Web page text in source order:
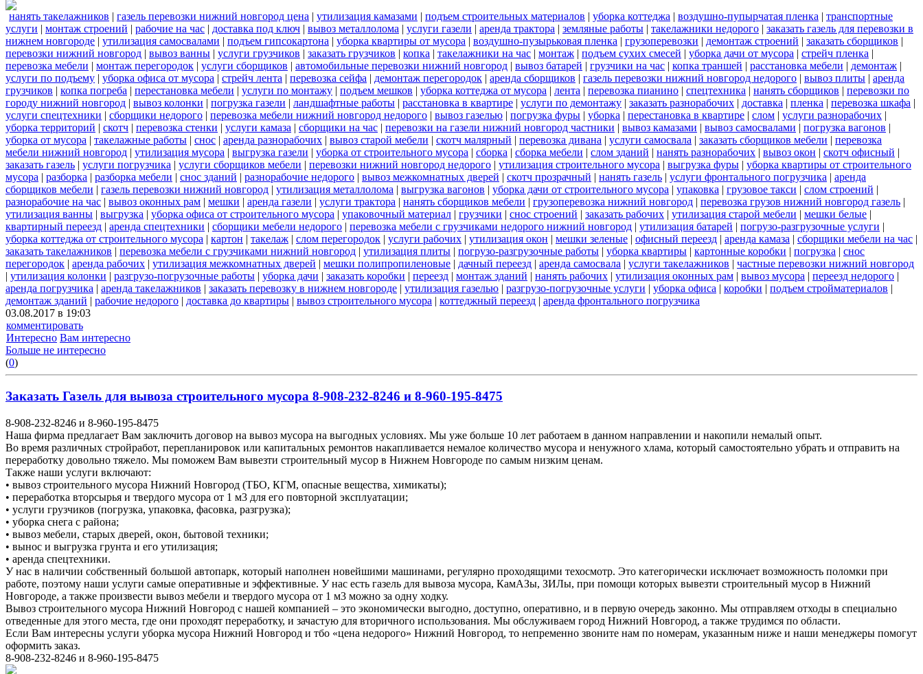
нанять такелажников | газель перевозки нижний новгород цена | утилизация камазами | подъем строительных материалов | уборка коттеджа | воздушно-пупырчатая пленка | транспортные
услуги | монтаж строений | рабочие на час | доставка под ключ | вывоз металлолома | услуги газели | аренда трактора | земляные работы | такелажники недорого | заказать газель для перевозки в
нижнем новгороде | утилизация самосвалами | подъем гипсокартона | уборка квартиры от мусора | воздушно-пузырьковая пленка | грузоперевозки | демонтаж строений | заказать сборщиков |
перевозки нижний новгород | вывоз ванны | услуги грузчиков | заказать грузчиков | копка | такелажники на час | монтаж | подъем сухих смесей | уборка дачи от мусора | стрейч пленка |
перевозка мебели | монтаж перегородок | услуги сборщиков | автомобильные перевозки нижний новгород | вывоз батарей | грузчики на час | копка траншей | расстановка мебели | демонтаж |
услуги по подъему | уборка офиса от мусора | стрейч лента | перевозка сейфа | демонтаж перегородок | аренда сборщиков | газель перевозки нижний новгород недорого | вывоз плиты | аренда
грузчиков | копка погреба | перестановка мебели | услуги по монтажу | подъем мешков | уборка коттеджа от мусора | лента | перевозка пианино | спецтехника | нанять сборщиков | перевозки по
городу нижний новгород | вывоз колонки | погрузка газели | ландшафтные работы | расстановка в квартире | услуги по демонтажу | заказать разнорабочих | доставка | пленка | перевозка шкафа |
услуги спецтехники | сборщики недорого | перевозка мебели нижний новгород недорого | вывоз газелью | погрузка фуры | уборка | перестановка в квартире | слом | услуги разнорабочих |
уборка территорий | скотч | перевозка стенки | услуги камаза | сборщики на час | перевозки на газели нижний новгород частники | вывоз камазами | вывоз самосвалами | погрузка вагонов |
уборка от мусора | такелажные работы | снос | аренда разнорабочих | вывоз старой мебели | скотч малярный | перевозка дивана | услуги самосвала | заказать сборщиков мебели | перевозка
мебели нижний новгород | утилизация мусора | выгрузка газели | уборка от строительного мусора | сборка | сборка мебели | слом зданий | нанять разнорабочих | вывоз окон | скотч офисный |
заказать газель | услуги погрузчика | услуги сборщиков мебели | перевозки нижний новгород недорого | утилизация строительного мусора | выгрузка фуры | уборка квартиры от строительного
мусора | разборка | разборка мебели | снос зданий | разнорабочие недорого | вывоз межкомнатных дверей | скотч прозрачный | нанять газель | услуги фронтального погрузчика | аренда
сборщиков мебели | газель перевозки нижний новгород | утилизация металлолома | выгрузка вагонов | уборка дачи от строительного мусора | упаковка | грузовое такси | слом строений |
разнорабочие на час | вывоз оконных рам | мешки | аренда газели | услуги трактора | нанять сборщиков мебели | грузоперевозка нижний новгород | перевозка грузов нижний новгород газель |
утилизация ванны | выгрузка | уборка офиса от строительного мусора | упаковочный материал | грузчики | снос строений | заказать рабочих | утилизация старой мебели | мешки белые |
квартирный переезд | аренда спецтехники | сборщики мебели недорого | перевозка мебели с грузчиками недорого нижний новгород | утилизация батарей | погрузо-разгрузочные услуги |
уборка коттеджа от строительного мусора | картон | такелаж | слом перегородок | услуги рабочих | утилизация окон | мешки зеленые | офисный переезд | аренда камаза | сборщики мебели на час |
заказать такелажников | перевозка мебели с грузчиками нижний новгород | утилизация плиты | погрузо-разгрузочные работы | уборка квартиры | картонные коробки | погрузка | снос
перегородок | аренда рабочих | утилизация межкомнатных дверей | мешки полипропиленовые | дачный переезд | аренда самосвала | услуги такелажников | частные перевозки нижний новгород
| утилизация колонки | разгрузо-погрузочные работы | уборка дачи | заказать коробки | переезд | монтаж зданий | нанять рабочих | утилизация оконных рам | вывоз мусора | переезд недорого |
аренда погрузчика | аренда такелажников | заказать перевозку в нижнем новгороде | утилизация газелью | разгрузо-погрузочные услуги | уборка офиса | коробки | подъем стройматериалов |
демонтаж зданий | рабочие недорого | доставка до квартиры | вывоз строительного мусора | коттеджный переезд | аренда фронтального погрузчика
03.08.2017 в 19:03
комментировать
Интересно Вам интересно
Больше не интересно
(0)
Заказать Газель для вывоза строительного мусора 8-908-232-8246 и 8-960-195-8475
8-908-232-8246 и 8-960-195-8475
Наша фирма предлагает Вам заключить договор на вывоз мусора на выгодных условиях. Мы уже больше 10 лет работаем в данном направлении и накопили немалый опыт.
Во время различных стройработ, перепланировок или капитальных ремонтов накапливается немалое количество мусора и ненужного хлама, который самостоятельно убрать и отправить на
переработку довольно тяжело. Мы поможем Вам вывезти строительный мусор в Нижнем Новгороде по самым низким ценам.
Также наши услуги включают:
• вывоз строительного мусора Нижний Новгород (ТБО, КГМ, опасные вещества, химикаты);
• переработка вторсырья и твердого мусора от 1 м3 для его повторной эксплуатации;
• услуги грузчиков (погрузка, упаковка, фасовка, разгрузка);
• уборка снега с района;
• вывоз мебели, старых дверей, окон, бытовой техники;
• вынос и выгрузка грунта и его утилизация;
• аренда спецтехники.
У нас в наличии собственный большой автопарк, который наполнен новейшими машинами, регулярно проходящими техосмотр. Это категорически исключает возможность поломки при
работе, поэтому наши услуги самые оперативные и эффективные. У нас есть газель для вывоза мусора, КамАЗы, ЗИЛы, при помощи которых вывезти строительный мусор в Нижний
Новгороде, а также произвести вывоз мебели и твердого мусора от 1 м3 можно за одну ходку.
Вывоз строительного мусора Нижний Новгород с нашей компанией – это экономически выгодно, доступно, оперативно, и в первую очередь законно. Мы отправляем отходы в специально
отведенные для этого места, где они проходят переработку, и зачастую для вторичного использования. Мы обслуживаем город Нижний Новгород, а также трудимся по области.
Если Вам интересны услуги уборка мусора Нижний Новгород и тбо «цена недорого» Нижний Новгород, то непременно звоните нам по номерам, указанным ниже и наши менеджеры помогут
оформить заказ.
8-908-232-8246 и 8-960-195-8475